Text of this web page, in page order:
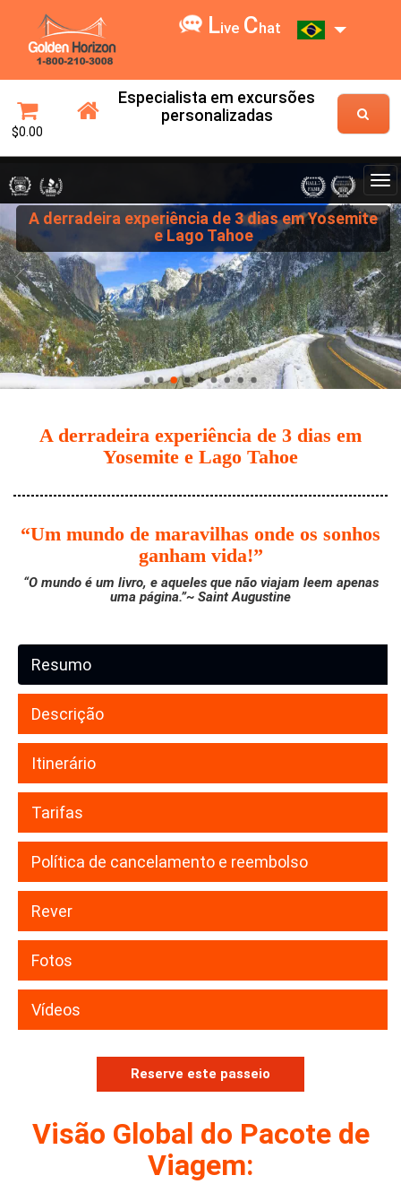
Live Chat
$0.00
Especialista em excursões
personalizadas
A derradeira experiência de 3 dias em Yosemite
e Lago Tahoe
A derradeira experiência de 3 dias em
Yosemite e Lago Tahoe
“Um mundo de maravilhas onde os sonhos
ganham vida!”
“O mundo é um livro, e aqueles que não viajam leem apenas
uma página.”~ Saint Augustine
Resumo
Descrição
Itinerário
Tarifas
Política de cancelamento e reembolso
Rever
Fotos
Vídeos
Reserve este passeio
Visão Global do Pacote de
Viagem: